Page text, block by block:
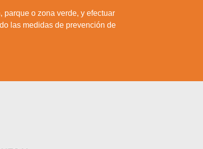
o zona verde, y efectuar
las medidas de prevención de